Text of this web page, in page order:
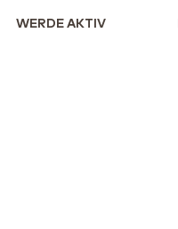
WERDE AKTIV